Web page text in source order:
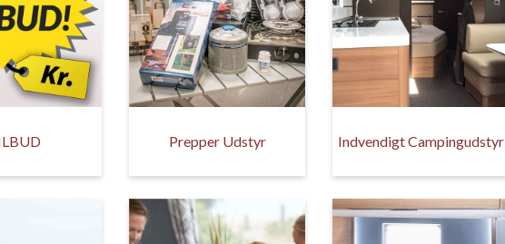
Prepper Udstyr Indvendigt Campingudstyr